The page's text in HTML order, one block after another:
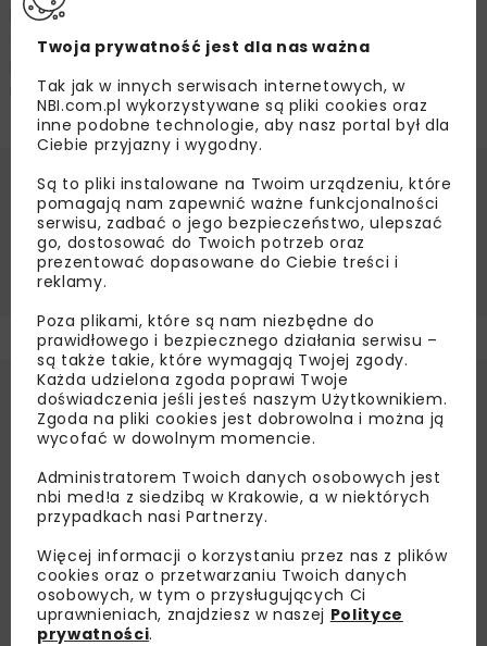
państwowe osoby prawne, w tym jednoosobowe spółki
Skarbu Państwa, Ministrowi Infrastruktury został
Państwowymi S.A.
Źródło:PKP SA, www.pkp.pl
INFRASTRUKTURA KOLEJOWA KOLEJ
PKP
ZARZĄD PKP
Twoja prywatność jest dla nas ważna
Tak jak w innych serwisach internetowych, w
NBI.com.pl wykorzystywane są pliki cookies oraz
inne podobne technologie, aby nasz portal był dla
Ciebie przyjazny i wygodny.
Są to pliki instalowane na Twoim urządzeniu, które
pomagają nam zapewnić ważne funkcjonalności
serwisu, zadbać o jego bezpieczeństwo, ulepszać
go, dostosować do Twoich potrzeb oraz
prezentować dopasowane do Ciebie treści i
reklamy.
Poza plikami, które są nam niezbędne do
prawidłowego i bezpiecznego działania serwisu –
są także takie, które wymagają Twojej zgody.
Każda udzielona zgoda poprawi Twoje
doświadczenia jeśli jesteś naszym Użytkownikiem.
Zgoda na pliki cookies jest dobrowolna i można ją
wycofać w dowolnym momencie.
Administratorem Twoich danych osobowych jest
nbi med!a z siedzibą w Krakowie, a w niektórych
przypadkach nasi Partnerzy.
Więcej informacji o korzystaniu przez nas z plików
cookies oraz o przetwarzaniu Twoich danych
osobowych, w tym o przysługujących Ci
uprawnieniach, znajdziesz w naszej Polityce
prywatności.